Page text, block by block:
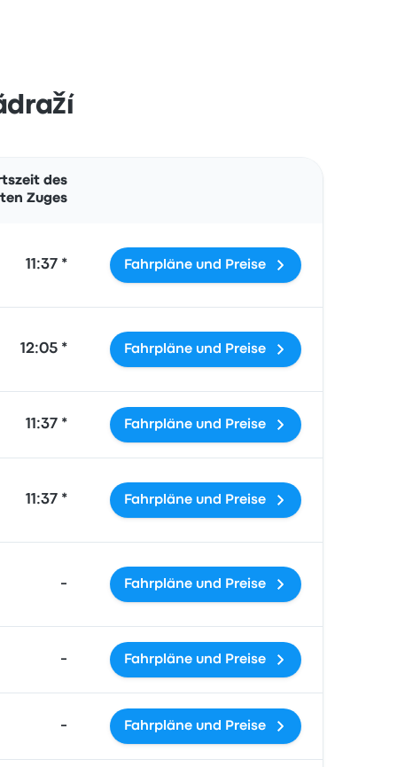
des
Zuges
11:37 * Fahrpläne und Preise
12:05 * Fahrpläne und Preise
11:37 * Fahrpläne und Preise
11:37 * Fahrpläne und Preise
- Fahrpläne und Preise
- Fahrpläne und Preise
- Fahrpläne und Preise